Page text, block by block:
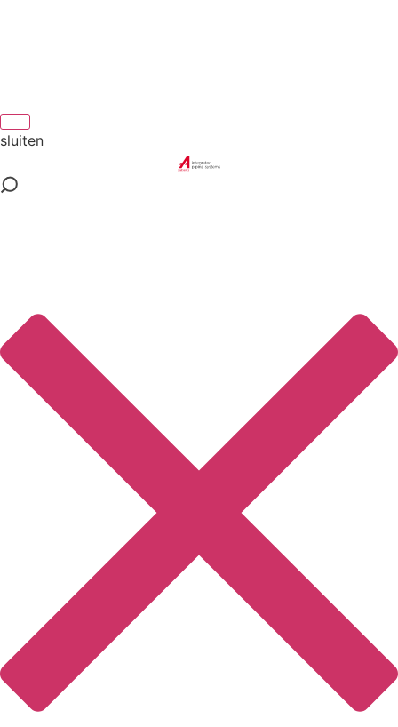
sluiten